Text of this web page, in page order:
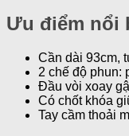
Ưu điểm nổi
Cần dài 93cm,
2 chế độ phun:
Đầu vòi xoay
Có chốt khóa
Tay cầm thoải